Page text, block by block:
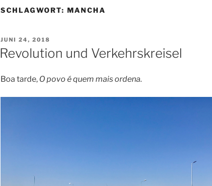
SCHLAGWORT: MANCHA
VERÖFFENTLICHT
AM
JUNI 24, 2018
Revolution und Verkehrskreisel
Boa tarde, O povo é quem mais ordena.